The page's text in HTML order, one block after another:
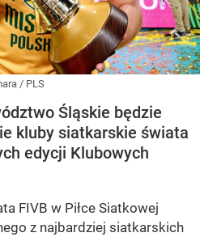
/ PLS
Śląskie będzie
kluby siatkarskie świata
edycji Klubowych
FIVB w Piłce Siatkowej
z najbardziej siatkarskich